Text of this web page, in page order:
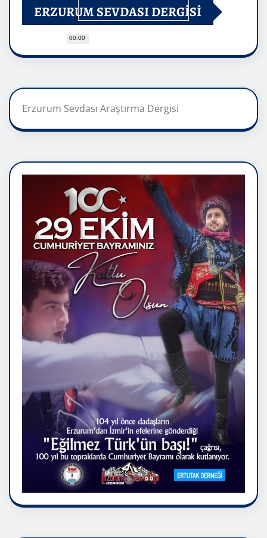
00:00
ERZURUM SEVDASI DERGİSİ
Erzurum Sevdası Araştırma Dergisi